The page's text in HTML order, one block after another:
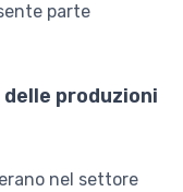
parte
produzioni
nel settore